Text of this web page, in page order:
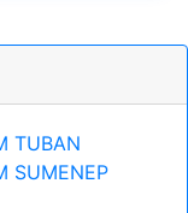
TUBAN
SUMENEP